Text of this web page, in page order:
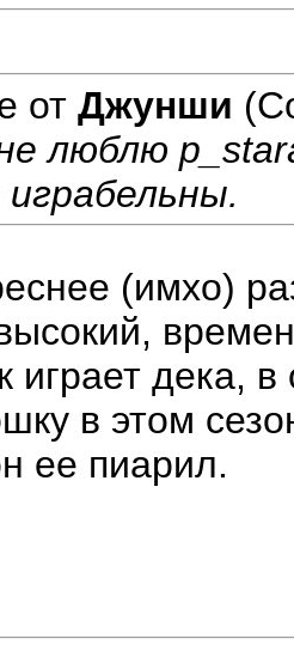
от Джунши
люблю
(имхо)
играет дека,
в этом
ее пиарил.